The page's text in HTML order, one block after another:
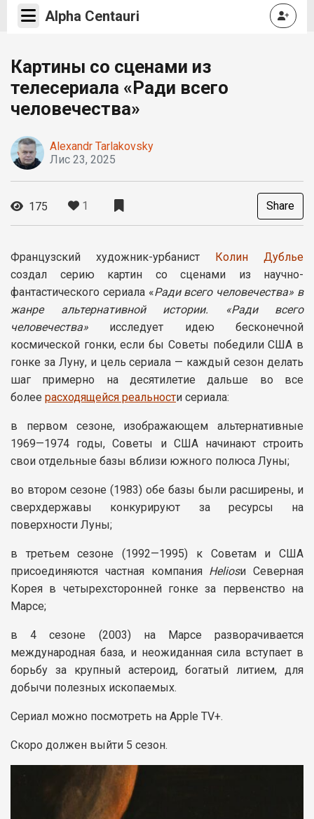
Alpha Centauri
Картины со сценами из
телесериала «Ради всего
человечества»
Alexandr Tarlakovsky
Лис 23, 2025
175 1 Share
Французский художник-урбанист Колин Дублье
создал серию картин со сценами из научно-
фантастического сериала «Ради всего человечества» в
жанре альтернативной истории. «Ради всего
человечества» исследует идею бесконечной
космической гонки, если бы Советы победили США в
гонке за Луну, и цель сериала — каждый сезон делать
шаг примерно на десятилетие дальше во все
более расходящейся реальности сериала:
в первом сезоне, изображающем альтернативные
1969—1974 годы, Советы и США начинают строить
свои отдельные базы вблизи южного полюса Луны;
во втором сезоне (1983) обе базы были расширены, и
сверхдержавы конкурируют за ресурсы на
поверхности Луны;
в третьем сезоне (1992—1995) к Советам и США
присоединяются частная компания Heliosи Северная
Корея в четырехсторонней гонке за первенство на
Марсе;
в 4 сезоне (2003) на Марсе разворачивается
международная база, и неожиданная сила вступает в
борьбу за крупный астероид, богатый литием, для
добычи полезных ископаемых.
Сериал можно посмотреть на Apple TV+.
Скоро должен выйти 5 сезон.